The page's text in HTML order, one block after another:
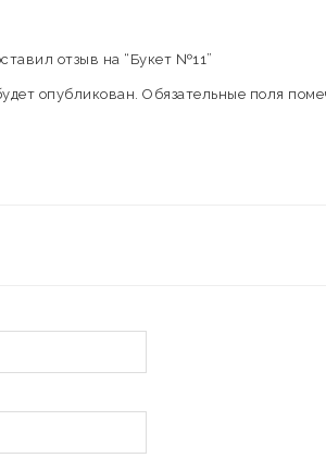
отзыв на “Букет №11”
опубликован. Обязательные поля